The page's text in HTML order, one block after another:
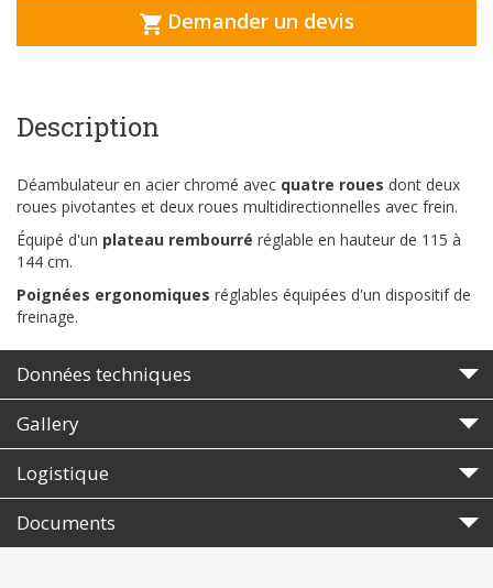
Demander un devis
Description
Déambulateur en acier chromé avec quatre roues dont deux
roues pivotantes et deux roues multidirectionnelles avec frein.
Équipé d'un plateau rembourré réglable en hauteur de 115 à
144 cm.
Poignées ergonomiques réglables équipées d'un dispositif de
freinage.
Données techniques
Gallery
Logistique
Documents